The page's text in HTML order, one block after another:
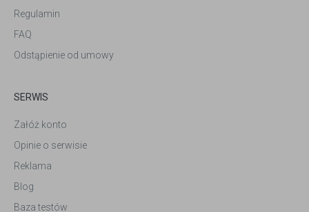
Regulamin
FAQ
Odstąpienie od umowy
SERWIS
Załóż konto
Opinie o serwisie
Reklama
Blog
Baza testów